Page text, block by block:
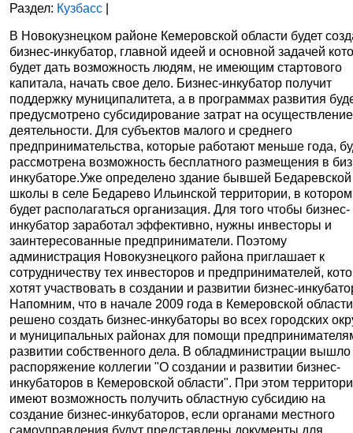
Раздел: Кузбасс |
В Новокузнецком районе Кемеровской области будет
бизнес-инкубатор, главной идеей и основной задачей
будет дать возможность людям, не имеющим стартового
капитала, начать свое дело. Бизнес-инкубатор получит
поддержку муниципалитета, а в программах развития
предусмотрено субсидирование затрат на
деятельности. Для субъектов малого и среднего
предпринимательства, которые работают меньше года,
рассмотрена возможность бесплатного размещения в
инкубаторе.Уже определено здание бывшей Бедаревской
школы в селе Бедарево Ильинской территории, в котором
будет располагаться организация. Для того чтобы бизнес-
инкубатор заработал эффективно, нужны инвесторы и
заинтересованные предприниматели. Поэтому
администрация Новокузнецкого района приглашает к
сотрудничеству тех инвесторов и предпринимателей,
хотят участвовать в создании и развитии бизнес-
Напомним, что в начале 2009 года в Кемеровской области
решено создать бизнес-инкубаторы во всех городских
и муниципальных районах для помощи
развитии собственного дела. В обладминистрации вышло
распоряжение коллегии "О создании и развитии бизнес-
инкубаторов в Кемеровской области". При этом
имеют возможность получить областную субсидию на
создание бизнес-инкубаторов, если органами местного
самоуправления будут представлены документы для